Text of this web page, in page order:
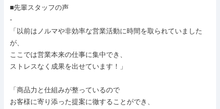
■先輩スタッフの声
-
「以前はノルマや非効率な営業活動に時間を取られていました
が、
ここでは営業本来の仕事に集中でき、
ストレスなく成果を出せています！」
「商品力と仕組みが整っているので
お客様に寄り添った提案に徹することができ、